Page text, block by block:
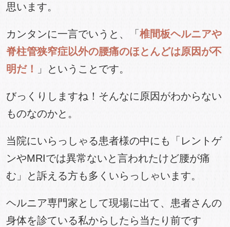
思います。
カンタンに一言でいうと、「 椎間板ヘルニアや
脊柱管狭窄症以外の腰痛のほとんどは原因が不
明だ！
」ということです。
びっくりしますね！そんなに原因がわからない
ものなのかと。
当院にいらっしゃる患者様の中にも「レントゲ
ンやMRIでは異常ないと言われたけど腰が痛
む」と訴える方も多くいらっしゃいます。
ヘルニア専門家として現場に出て、患者さんの
身体を診ている私からしたら当たり前です